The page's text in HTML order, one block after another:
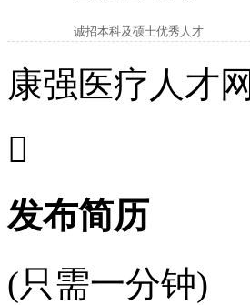
诚招本科及硕士优秀人才
康强医疗人才网

发布简历
(只需一分钟)